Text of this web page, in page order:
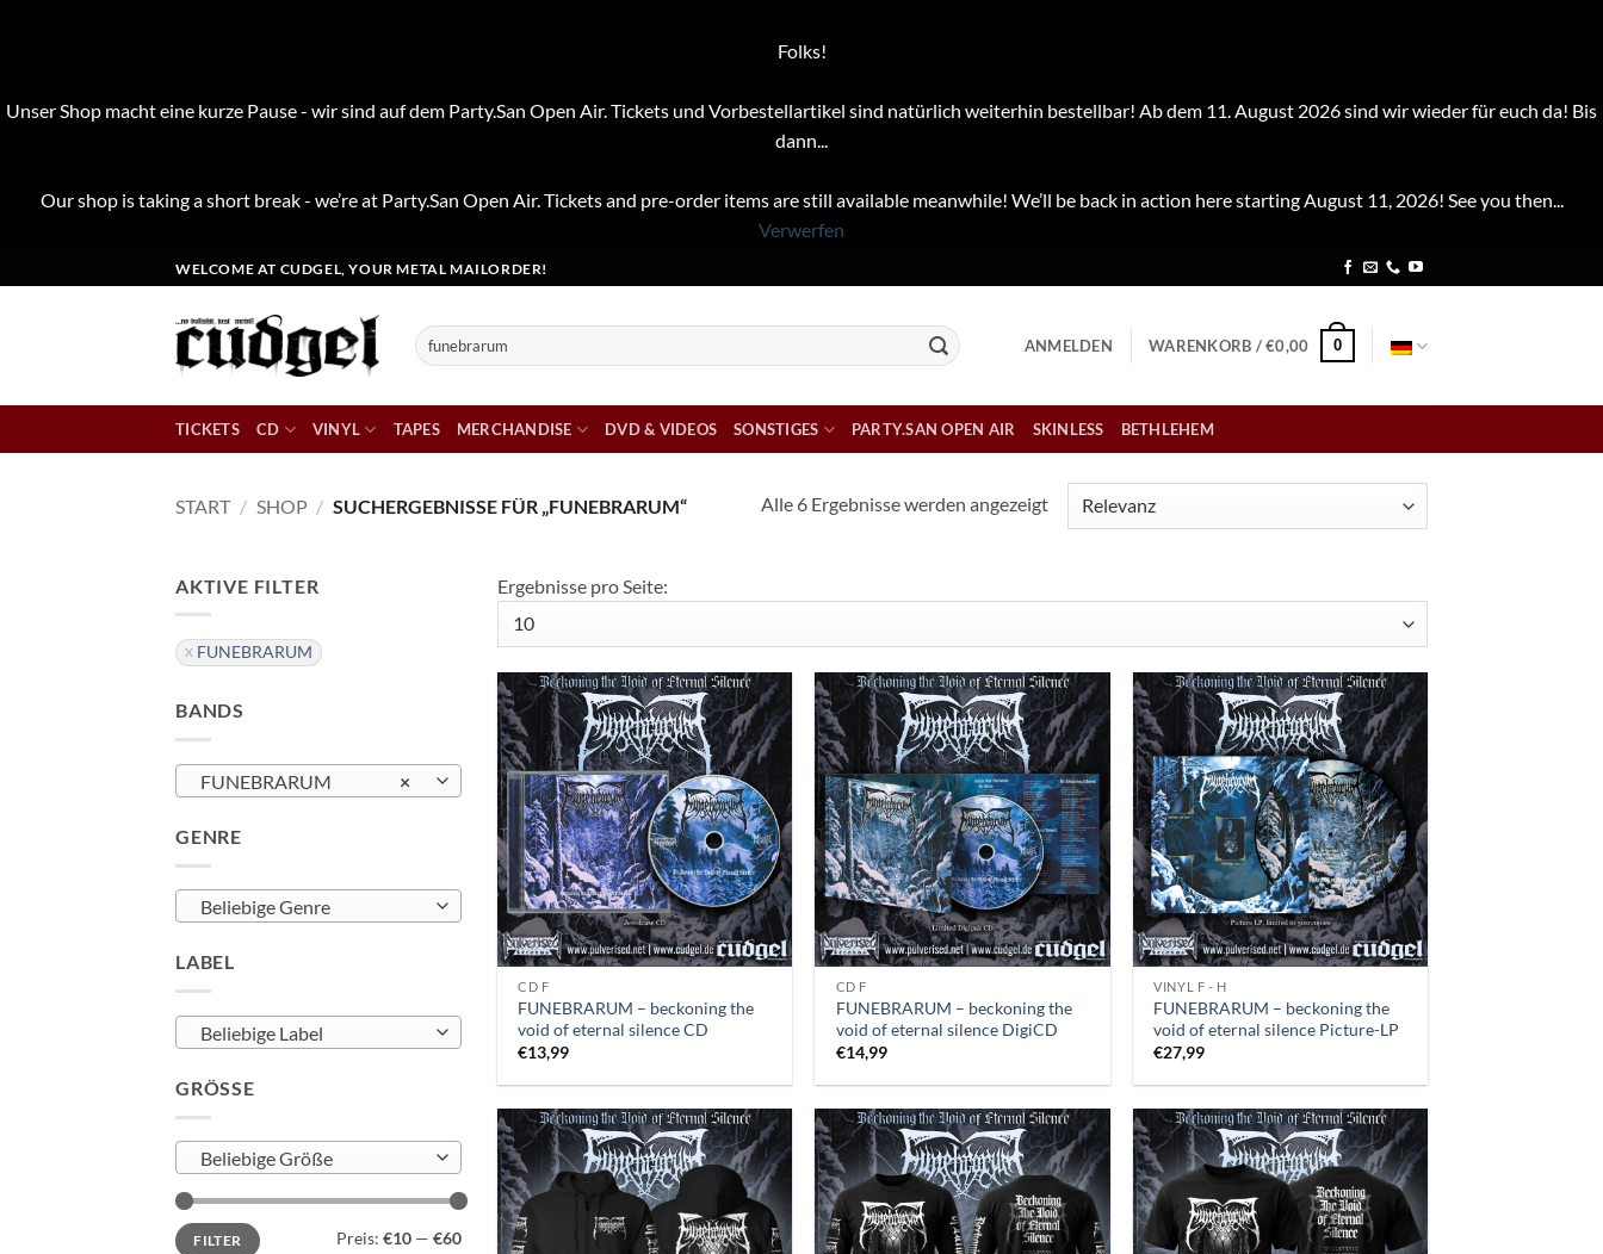
Folks!
Unser Shop macht eine kurze Pause - wir sind auf dem Party.San Open Air. Tickets und Vorbestellartikel sind natürlich weiterhin bestellbar! Ab dem 11. August 2026 sind wir wieder für euch da! Bis
dann...
Our shop is taking a short break - we’re at Party.San Open Air. Tickets and pre-order items are still available meanwhile! We’ll be back in action here starting August 11, 2026! See you then...
Verwerfen
Inhalt
WELCOME AT CUDGEL, YOUR METAL MAILORDER!
Suchen
nach:
ANMELDEN WARENKORB /€0,00 0
TICKETS CD VINYL TAPES MERCHANDISE DVD & VIDEOS SONSTIGES PARTY.SAN OPEN AIR SKINLESS BETHLEHEM
START / SHOP / SUCHERGEBNISSE FÜR „FUNEBRARUM“ Alle 6 Ergebnisse werden angezeigtNach
Aktualität
AKTIVE FILTER
FUNEBRARUM
BANDS
×
FUNEBRARUM
GENRE
Beliebige Genre
LABEL
Beliebige Label
GRÖSSE
Beliebige Größe
Min.
Preis
Max.
PreisFILTER Preis: €10 — €60
Ergebnisse pro Seite:
CD F
FUNEBRARUM – beckoning the
void of eternal silence CD
€13,99
CD F
FUNEBRARUM – beckoning the
void of eternal silence DigiCD
€14,99
VINYL F - H
FUNEBRARUM – beckoning the
void of eternal silence Picture-LP
€27,99